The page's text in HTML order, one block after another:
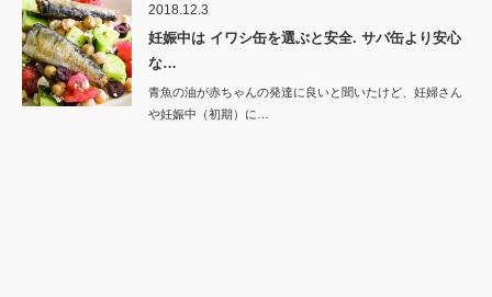
2018.12.3
妊娠中は イワシ缶を選ぶと安全. サバ缶より安心
な…
青魚の油が赤ちゃんの発達に良いと聞いたけど、妊婦さん
や妊娠中（初期）に…